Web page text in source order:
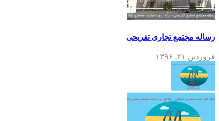
رساله مجتمع تجاری تفریحی
فروردین ۲۱, ۱۳۹۶